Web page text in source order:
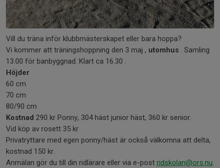
Vill du träna inför klubbmästerskapet eller bara hoppa?
Vi kommer att träningshoppning den 3 maj , utomhus . Samling
13.00 för banbyggnad. Klart ca 16.30 .
Höjder
60 cm
70 cm
80/90 cm
Kostnad 290 kr Ponny, 304 häst junior häst, 360 kr senior.
Vid köp av rosett 35 kr
Privatryttare med egen ponny/häst är också välkomna att delta,
kostnad 150 kr.
Anmälan gör du till din ridlärare eller via e-post ridskolan@ors.nu.